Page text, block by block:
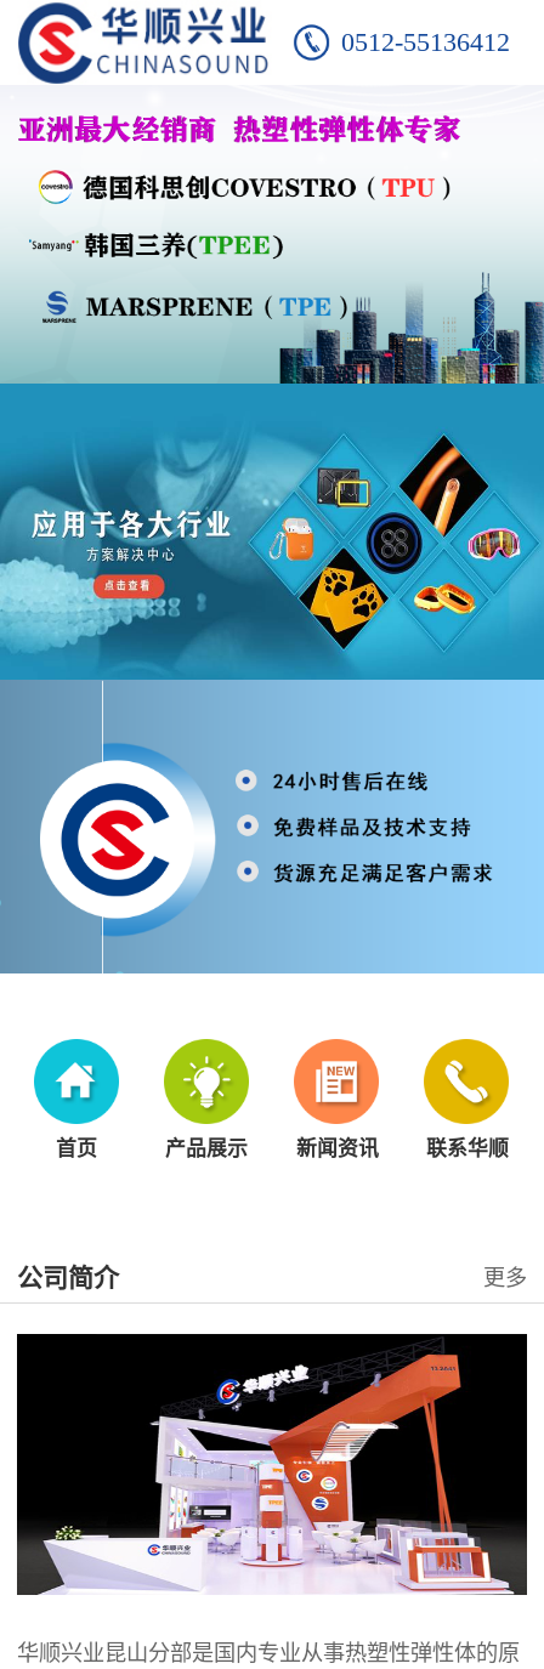
0512-55136412
首页 产品展示 新闻资讯 联系华顺
公司简介 更多
华顺兴业昆山分部是国内专业从事热塑性弹性体的原